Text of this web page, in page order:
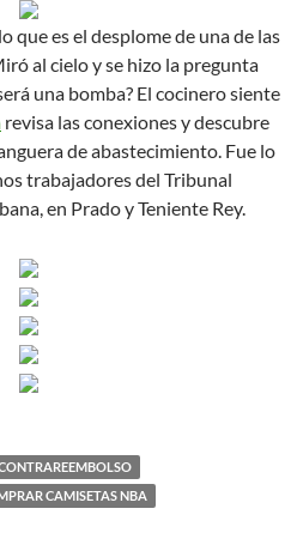
que es el desplome de una de las
al cielo y se hizo la pregunta
una bomba? El cocinero siente
revisa las conexiones y descubre
de abastecimiento. Fue lo
trabajadores del Tribunal
en Prado y Teniente Rey.
CAMISETAS NBA